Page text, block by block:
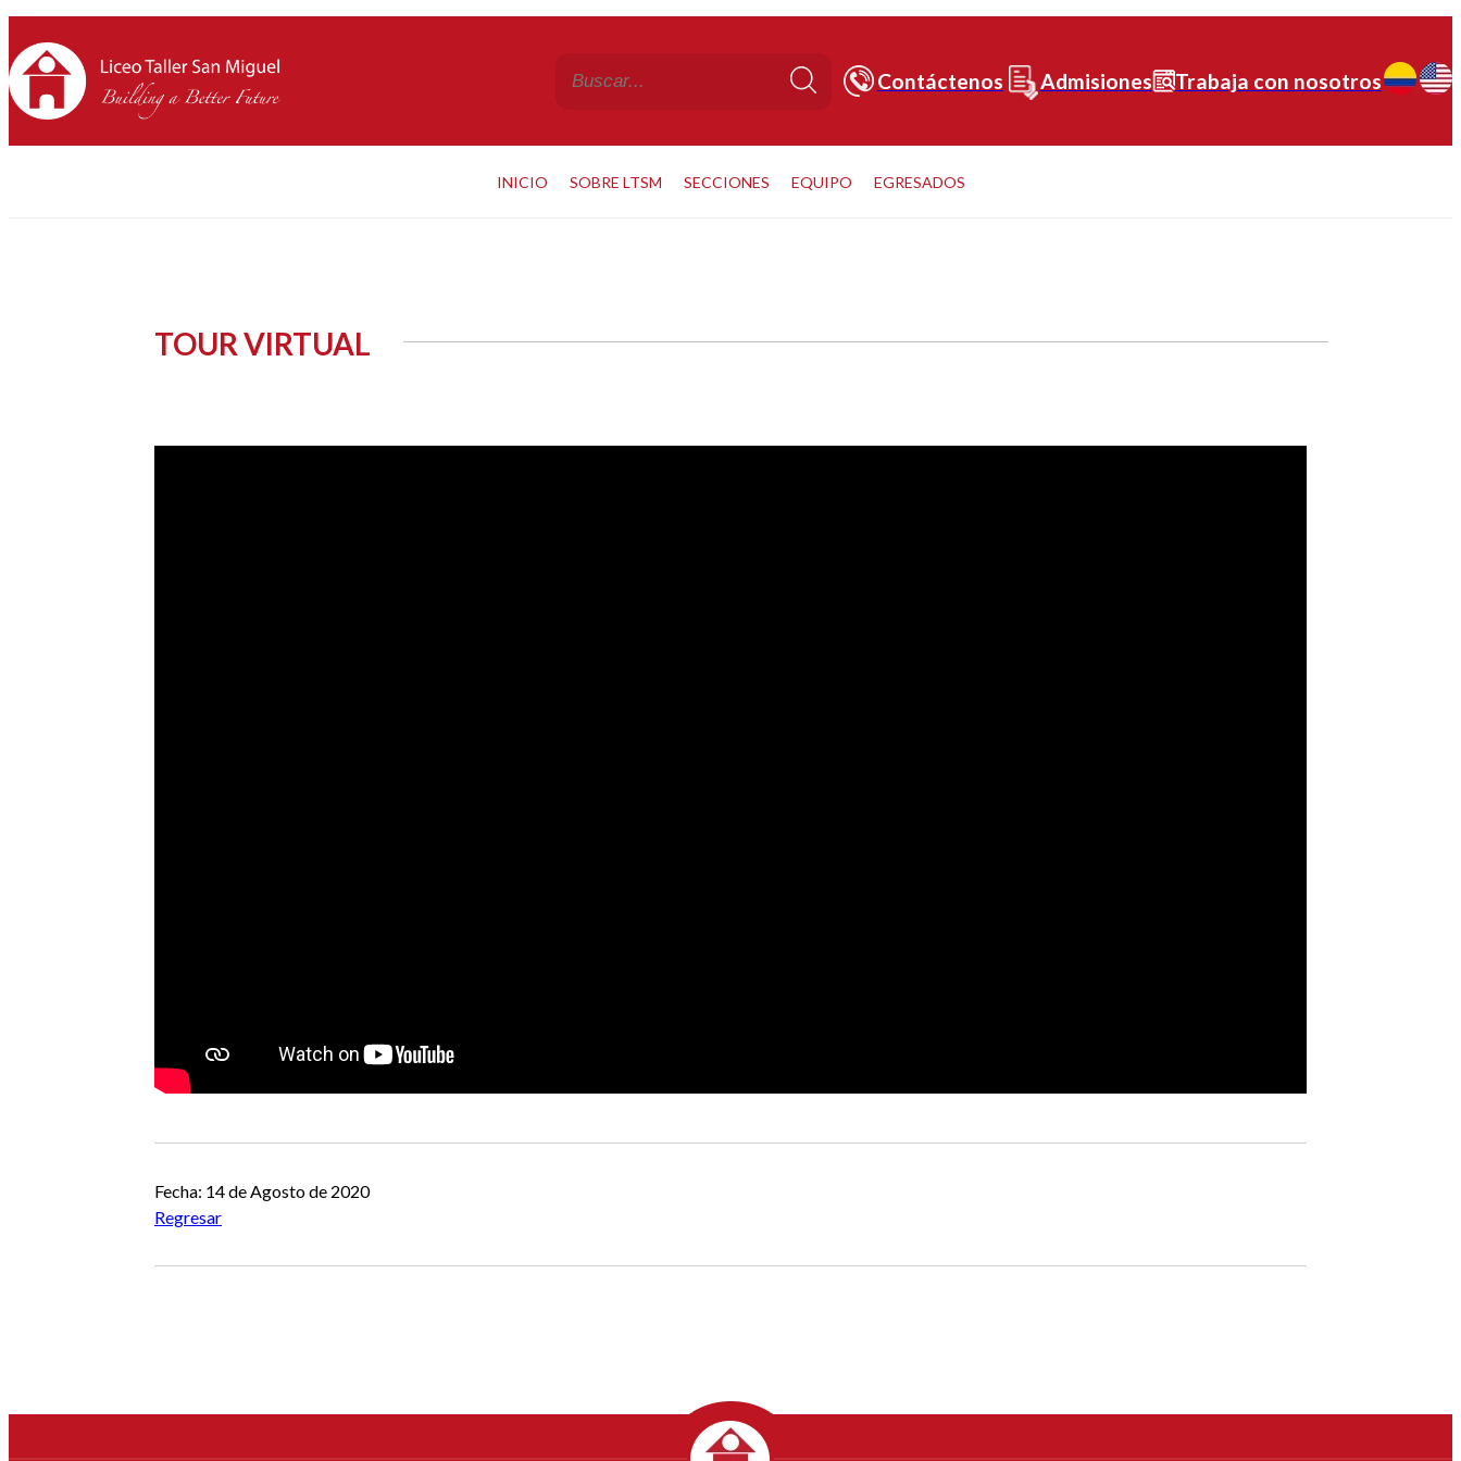
Contáctenos Admisiones Trabaja con nosotros
INICIO SOBRE LTSM SECCIONES EQUIPO EGRESADOS
TOUR VIRTUAL
Fecha: 14 de Agosto de 2020
Regresar